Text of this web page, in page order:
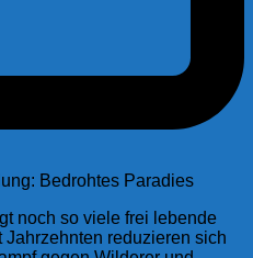
noch so viele frei lebende
reduzieren sich